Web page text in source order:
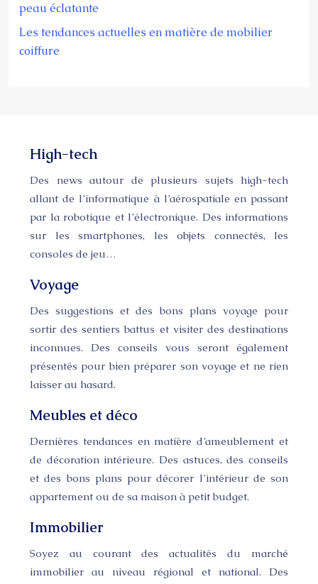
peau éclatante
Les tendances actuelles en matière de mobilier
coiffure
High-tech
Des news autour de plusieurs sujets high-tech
allant de l’informatique à l’aérospatiale en passant
par la robotique et l’électronique. Des informations
sur les smartphones, les objets connectés, les
consoles de jeu…
Voyage
Des suggestions et des bons plans voyage pour
sortir des sentiers battus et visiter des destinations
inconnues. Des conseils vous seront également
présentés pour bien préparer son voyage et ne rien
laisser au hasard.
Meubles et déco
Dernières tendances en matière d’ameublement et
de décoration intérieure. Des astuces, des conseils
et des bons plans pour décorer l’intérieur de son
appartement ou de sa maison à petit budget.
Immobilier
Soyez au courant des actualités du marché
immobilier au niveau régional et national. Des